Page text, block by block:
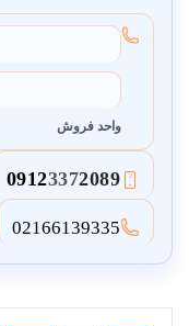
واحد فروش
2
09123372089
02166139335